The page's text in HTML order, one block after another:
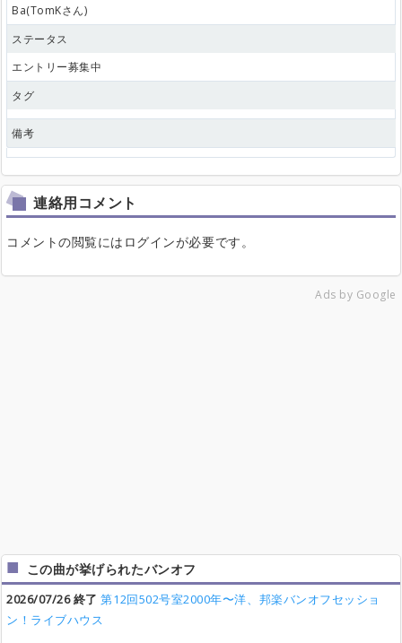
Ba(TomKさん)
ステータス
エントリー募集中
タグ
備考
連絡用コメント
コメントの閲覧にはログインが必要です。
Ads by Google
この曲が挙げられたバンオフ
2026/07/26 終了 第12回502号室2000年〜洋、邦楽バンオフセッショ
ン！ライブハウス